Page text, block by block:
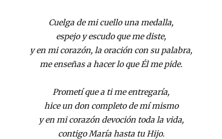
Cuelga de mi cuello una medalla,
espejo y escudo que me diste,
y en mi corazón, la oración con su palabra,
me enseñas a hacer lo que Él me pide.
Prometí que a ti me entregaría,
hice un don completo de mí mismo
y en mi corazón devoción toda la vida,
contigo María hasta tu Hijo.